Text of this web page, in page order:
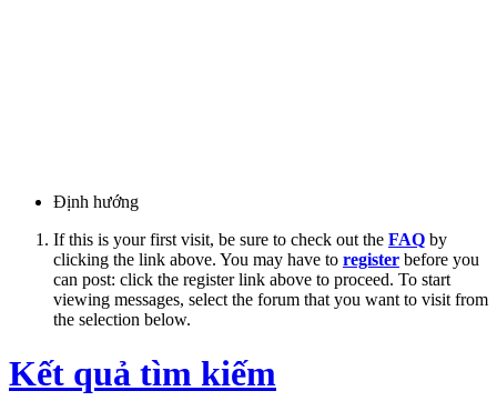
Định hướng
If this is your first visit, be sure to check out the FAQ by
clicking the link above. You may have to register before you
can post: click the register link above to proceed. To start
viewing messages, select the forum that you want to visit from
the selection below.
Kết quả tìm kiếm